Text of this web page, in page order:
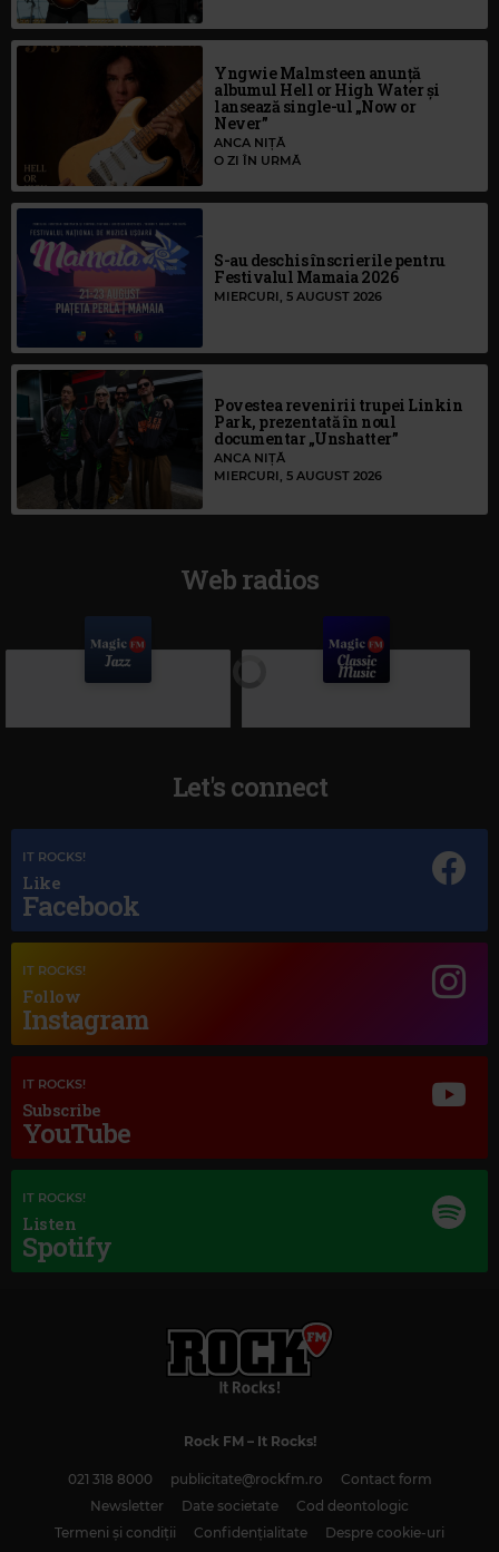
Yngwie Malmsteen anunță
albumul Hell or High Water și
lansează single-ul „Now or
Never”
ANCA NIȚĂ
O ZI ÎN URMĂ
S-au deschis înscrierile pentru
Festivalul Mamaia 2026
MIERCURI, 5 AUGUST 2026
Povestea revenirii trupei Linkin
Park, prezentată în noul
documentar „Unshatter”
ANCA NIȚĂ
MIERCURI, 5 AUGUST 2026
Web radios
Magic Jazz
RAY CHARLES A SONG FOR YOU
Let's connect
IT ROCKS!
Like
Facebook
IT ROCKS!
Follow
Instagram
IT ROCKS!
Subscribe
YouTube
IT ROCKS!
Listen
Spotify
Rock FM– It Rocks!
021 318 8000 publicitate@rockfm.ro
Contact form
Newsletter
Date societate
Cod deontologic
Termeni și condiții
Confidențialitate
Despre cookie-uri